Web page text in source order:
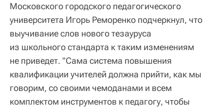
Московского городского педагогического
университета Игорь Реморенко подчеркнул, что
выучивание слов нового тезауруса
из школьного стандарта к таким изменениям
не приведет. "Сама система повышения
квалификации учителей должна прийти, как мы
говорим, со своими чемоданами и всем
комплектом инструментов к педагогу, чтобы